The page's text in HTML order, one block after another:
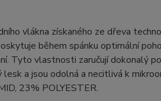
vlákna získaného ze dřeva
během spánku optimální
Tyto vlastnosti zaručují dokonalý
a jsou odolná a necitlivá k
23% POLYESTER.